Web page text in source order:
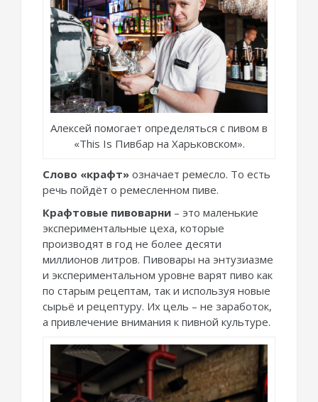
Алексей помогает определяться с пивом в
«This Is Пивбар на Харьковском».
Слово «крафт» означает ремесло. То есть
речь пойдёт о ремесленном пиве.
Крафтовые пивоварни – это маленькие
экспериментальные цеха, которые
производят в год не более десяти
миллионов литров. Пивовары на энтузиазме
и экспериментальном уровне варят пиво как
по старым рецептам, так и используя новые
сырьё и рецептуру. Их цель – не заработок,
а привлечение внимания к пивной культуре.